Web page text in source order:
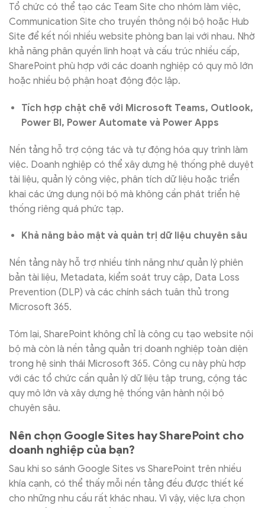
Tổ chức có thể tạo các Team Site cho nhóm làm việc,
Communication Site cho truyền thông nội bộ hoặc Hub
Site để kết nối nhiều website phòng ban lại với nhau. Nhờ
khả năng phân quyền linh hoạt và cấu trúc nhiều cấp,
SharePoint phù hợp với các doanh nghiệp có quy mô lớn
hoặc nhiều bộ phận hoạt động độc lập.
Tích hợp chặt chẽ với Microsoft Teams, Outlook,
Power BI, Power Automate và Power Apps
Nền tảng hỗ trợ cộng tác và tự động hóa quy trình làm
việc. Doanh nghiệp có thể xây dựng hệ thống phê duyệt
tài liệu, quản lý công việc, phân tích dữ liệu hoặc triển
khai các ứng dụng nội bộ mà không cần phát triển hệ
thống riêng quá phức tạp.
Khả năng bảo mật và quản trị dữ liệu chuyên sâu
Nền tảng này hỗ trợ nhiều tính năng như quản lý phiên
bản tài liệu, Metadata, kiểm soát truy cập, Data Loss
Prevention (DLP) và các chính sách tuân thủ trong
Microsoft 365.
Tóm lại, SharePoint không chỉ là công cụ tạo website nội
bộ mà còn là nền tảng quản trị doanh nghiệp toàn diện
trong hệ sinh thái Microsoft 365. Công cụ này phù hợp
với các tổ chức cần quản lý dữ liệu tập trung, cộng tác
quy mô lớn và xây dựng hệ thống vận hành nội bộ
chuyên sâu.
Nên chọn Google Sites hay SharePoint cho
doanh nghiệp của bạn?
Sau khi so sánh Google Sites vs SharePoint trên nhiều
khía cạnh, có thể thấy mỗi nền tảng đều được thiết kế
cho những nhu cầu rất khác nhau. Vì vậy, việc lựa chọn